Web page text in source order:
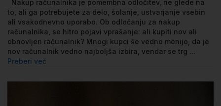
Nakup računalnika je pomembna odločitev, ne glede na
to, ali ga potrebujete za delo, šolanje, ustvarjanje vsebin
ali vsakodnevno uporabo. Ob odločanju za nakup
računalnika, se hitro pojavi vprašanje: ali kupiti nov ali
obnovljen računalnik? Mnogi kupci še vedno menijo, da je
nov računalnik vedno najboljša izbira, vendar se trg ...
Preberi več